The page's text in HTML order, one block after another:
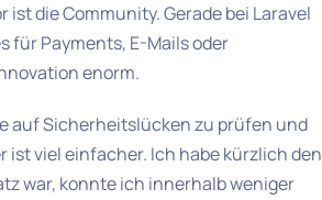
die Community. Gerade bei Laravel
für Payments, E-Mails oder
enorm.
auf Sicherheitslücken zu prüfen und
ist viel einfacher. Ich habe kürzlich den
war, konnte ich innerhalb weniger